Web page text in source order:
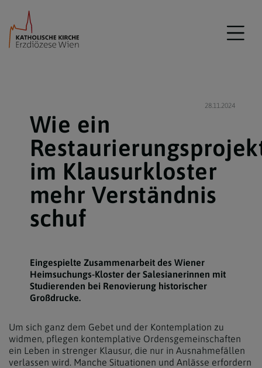
28.11.2024
Wie ein
im Klausurkloster
mehr Verständnis
schuf
Eingespielte Zusammenarbeit des Wiener
Heimsuchungs-Kloster der Salesianerinnen mit
Studierenden bei Renovierung historischer
Großdrucke.
Um sich ganz dem Gebet und der Kontemplation zu
widmen, pflegen kontemplative Ordensgemeinschaften
ein Leben in strenger Klausur, die nur in Ausnahmefällen
verlassen wird. Manche Situationen und Anlässe erfordern